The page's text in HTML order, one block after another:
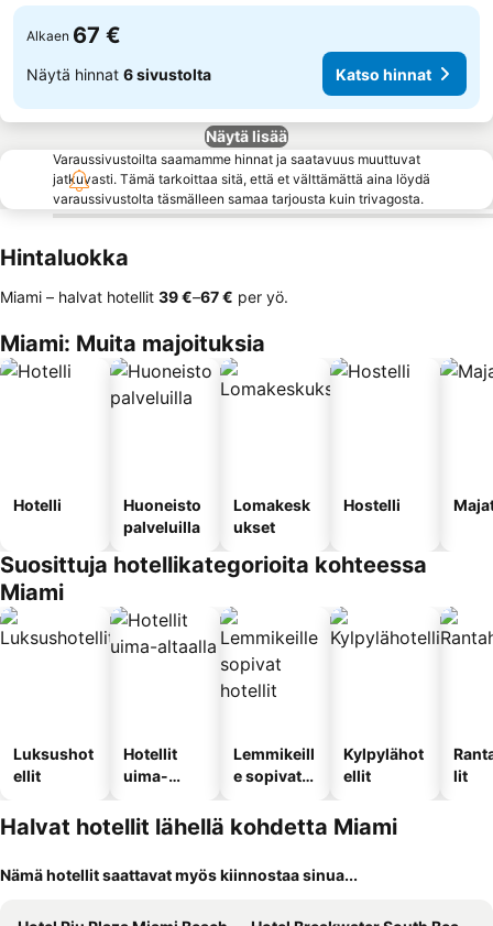
Alkaen 67 €
Näytä hinnat 6 sivustolta Katso hinnat
Näytä lisää
Varaussivustoilta saamamme hinnat ja saatavuus muuttuvat
jatkuvasti. Tämä tarkoittaa sitä, että et välttämättä aina löydä
varaussivustolta täsmälleen samaa tarjousta kuin trivagosta.
Hintaluokka
Miami – halvat hotellit ‎39 €–‎67 € per yö.
Miami: Muita majoituksia
Hotelli
Huoneisto
palveluilla
Lomakesk
ukset
Hostelli
Suosittuja hotellikategorioita kohteessa
Miami
Luksushot
ellit
Hotellit
uima-
Lemmikeill
e sopivat
Kylpylähot
ellit
lit
Halvat hotellit lähellä kohdetta Miami
Nämä hotellit saattavat myös kiinnostaa sinua...